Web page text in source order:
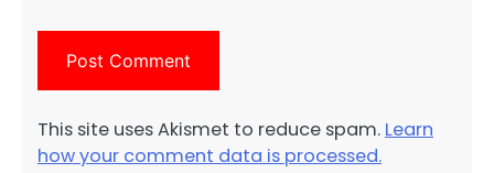
This site uses Akismet to reduce spam. Learn
how your comment data is processed.